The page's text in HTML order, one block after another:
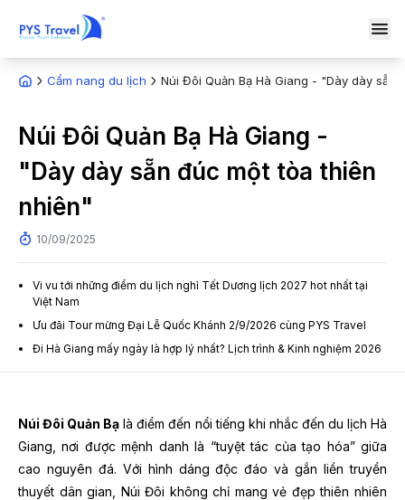
Cẩm nang du lịch Núi Đôi Quản Bạ Hà Giang - "Dày dày sẵn
Núi Đôi Quản Bạ Hà Giang -
"Dày dày sẵn đúc một tòa thiên
nhiên"
10/09/2025
Vi vu tới những điểm du lịch nghỉ Tết Dương lịch 2027 hot nhất tại
Việt Nam
Ưu đãi Tour mừng Đại Lễ Quốc Khánh 2/9/2026 cùng PYS Travel
Đi Hà Giang mấy ngày là hợp lý nhất? Lịch trình & Kinh nghiệm 2026
Núi Đôi Quản Bạ là điểm đến nổi tiếng khi nhắc đến du lịch Hà
Giang, nơi được mệnh danh là “tuyệt tác của tạo hóa” giữa
cao nguyên đá. Với hình dáng độc đáo và gắn liền truyền
thuyết dân gian, Núi Đôi không chỉ mang vẻ đẹp thiên nhiên